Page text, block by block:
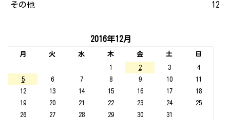
その他 12
2016年12月
月 火 水 木 金 土
日
1
2 3
4
5
6 7 8 9 10
11
12
13 14 15 16 17
18
19
20 21 22 23 24
25
26
27 28 29 30 31